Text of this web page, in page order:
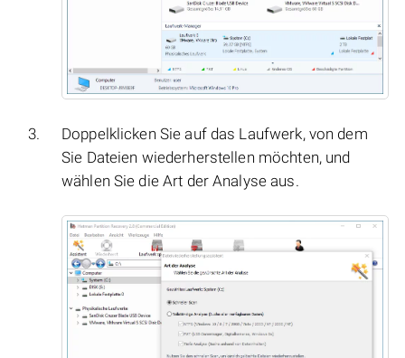
Doppelklicken Sie auf das Laufwerk, von dem
Sie Dateien wiederherstellen möchten, und
wählen Sie die Art der Analyse aus.